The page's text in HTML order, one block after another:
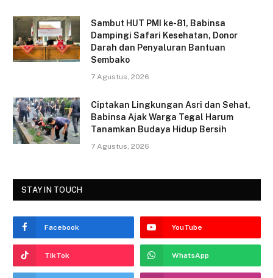
o
k
Sambut HUT PMI ke-81, Babinsa
Dampingi Safari Kesehatan, Donor
Darah dan Penyaluran Bantuan
Sembako
7 Agustus, 2026
Ciptakan Lingkungan Asri dan Sehat,
Babinsa Ajak Warga Tegal Harum
Tanamkan Budaya Hidup Bersih
7 Agustus, 2026
STAY IN TOUCH
Facebook YouTube
TikTok WhatsApp